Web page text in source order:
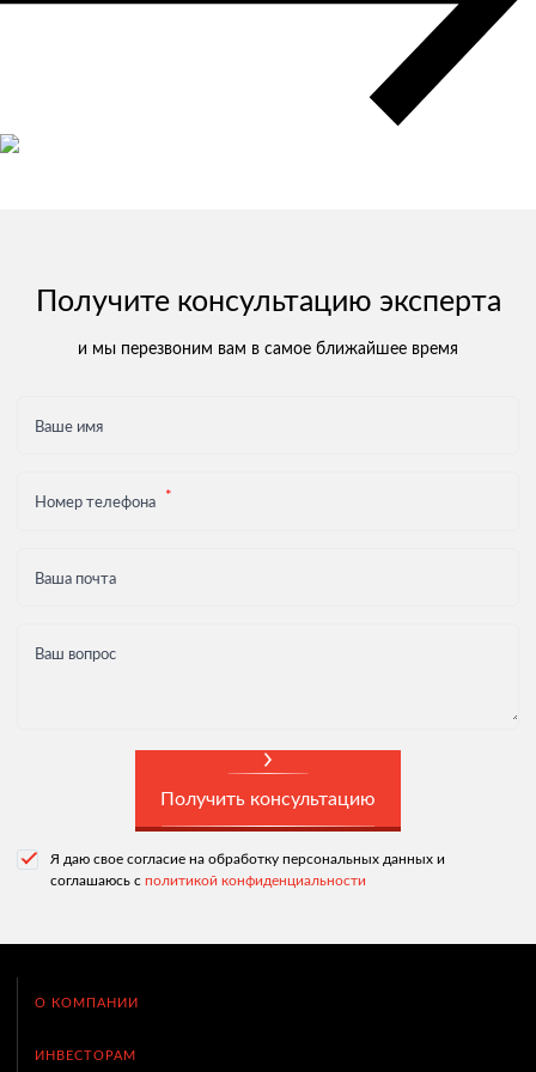
Получите консультацию эксперта
и мы перезвоним вам в самое ближайшее время
Ваше имя
Номер телефона
Ваша почта
Ваш вопрос
Получить консультацию
Я даю свое согласие на обработку персональных данных и
соглашаюсь с политикой конфиденциальности
О КОМПАНИИ
ИНВЕСТОРАМ